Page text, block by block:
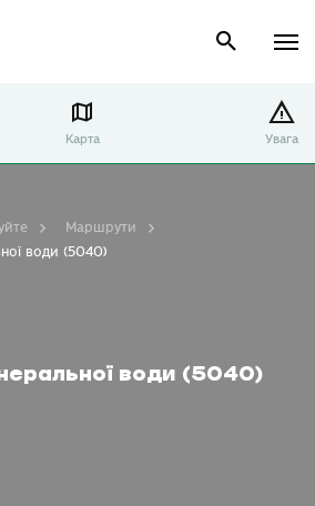
Карта Увага
води (5040)
Маршрути
води (5040)